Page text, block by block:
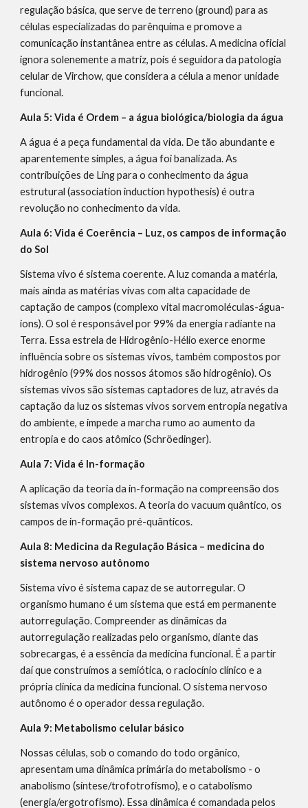
regulação básica, que serve de terreno (ground) para as
células especializadas do parênquima e promove a
comunicação instantânea entre as células. A medicina oficial
ignora solenemente a matriz, pois é seguidora da patologia
celular de Virchow, que considera a célula a menor unidade
funcional.
Aula 5: Vida é Ordem – a água biológica/biologia da água
A água é a peça fundamental da vida. De tão abundante e
aparentemente simples, a água foi banalizada. As
contribuições de Ling para o conhecimento da água
estrutural (association induction hypothesis) é outra
revolução no conhecimento da vida.
Aula 6: Vida é Coerência – Luz, os campos de informação
do Sol
Sistema vivo é sistema coerente. A luz comanda a matéria,
mais ainda as matérias vivas com alta capacidade de
captação de campos (complexo vital macromoléculas-água-
ions). O sol é responsável por 99% da energia radiante na
Terra. Essa estrela de Hidrogênio-Hélio exerce enorme
influência sobre os sistemas vivos, também compostos por
hidrogênio (99% dos nossos átomos são hidrogênio). Os
sistemas vivos são sistemas captadores de luz, através da
captação da luz os sistemas vivos sorvem entropia negativa
do ambiente, e impede a marcha rumo ao aumento da
entropia e do caos atômico (Schröedinger).
Aula 7: Vida é In-formação
A aplicação da teoria da in-formação na compreensão dos
sistemas vivos complexos. A teoria do vacuum quântico, os
campos de in-formação pré-quânticos.
Aula 8: Medicina da Regulação Básica – medicina do
sistema nervoso autônomo
Sistema vivo é sistema capaz de se autorregular. O
organismo humano é um sistema que está em permanente
autorregulação. Compreender as dinâmicas da
autorregulação realizadas pelo organismo, diante das
sobrecargas, é a essência da medicina funcional. É a partir
daí que construímos a semiótica, o raciocínio clínico e a
própria clínica da medicina funcional. O sistema nervoso
autônomo é o operador dessa regulação.
Aula 9: Metabolismo celular básico
Nossas células, sob o comando do todo orgânico,
apresentam uma dinâmica primária do metabolismo - o
anabolismo (síntese/trofotrofismo), e o catabolismo
(energia/ergotrofismo). Essa dinâmica é comandada pelos